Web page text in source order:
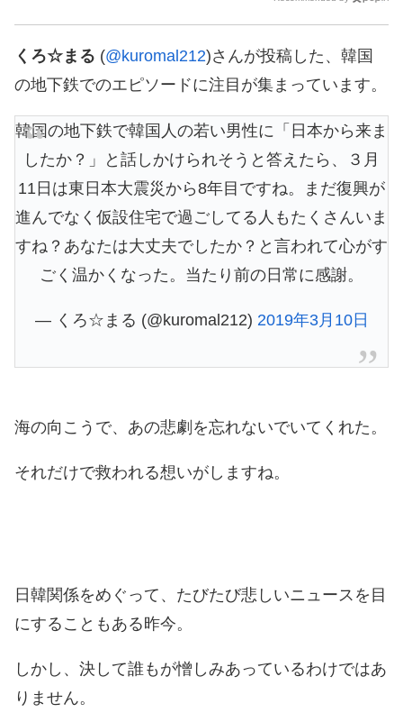
くろ☆まる (@kuromal212)さんが投稿した、韓国
の地下鉄でのエピソードに注目が集まっています。
韓国の地下鉄で韓国人の若い男性に「日本から来ま
したか？」と話しかけられそうと答えたら、３月
11日は東日本大震災から8年目ですね。まだ復興が
進んでなく仮設住宅で過ごしてる人もたくさんいま
すね？あなたは大丈夫でしたか？と言われて心がす
ごく温かくなった。当たり前の日常に感謝。
— くろ☆まる (@kuromal212) 2019年3月10日
海の向こうで、あの悲劇を忘れないでいてくれた。
それだけで救われる想いがしますね。
日韓関係をめぐって、たびたび悲しいニュースを目
にすることもある昨今。
しかし、決して誰もが憎しみあっているわけではあ
りません。